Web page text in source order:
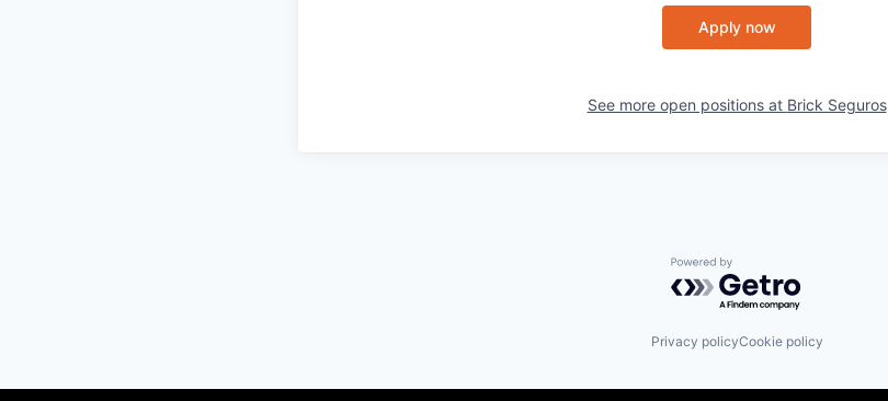
Apply now
See more open positions at Brick Seguros
Powered by Getro.com
Privacy policyCookie policy